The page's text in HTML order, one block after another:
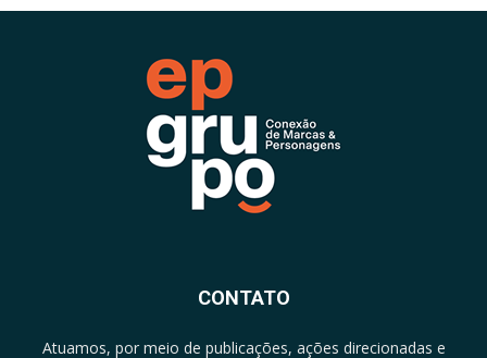
CONTATO
Atuamos, por meio de publicações, ações direcionadas e